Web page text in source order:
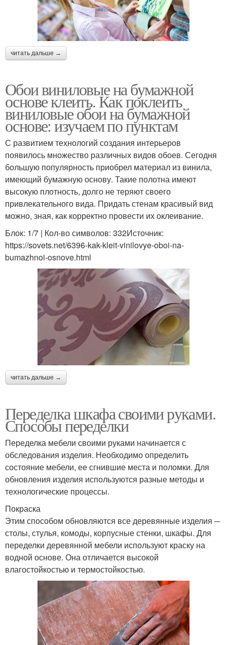
читать дальше →
Обои виниловые на бумажной
основе клеить. Как поклеить
виниловые обои на бумажной
основе: изучаем по пунктам
С развитием технологий создания интерьеров
появилось множество различных видов обоев. Сегодня
большую популярность приобрел материал из винила,
имеющий бумажную основу. Такие полотна имеют
высокую плотность, долго не теряют своего
привлекательного вида. Придать стенам красивый вид
можно, зная, как корректно провести их оклеивание.
Блок: 1/7 | Кол-во символов: 332Источник:
https://sovets.net/6396-kak-kleit-vinilovye-oboi-na-
bumazhnoi-osnove.html
читать дальше →
Переделка шкафа своими руками.
Способы переделки
Переделка мебели своими руками начинается с
обследования изделия. Необходимо определить
состояние мебели, ее сгнившие места и поломки. Для
обновления изделия используются разные методы и
технологические процессы.
Покраска
Этим способом обновляются все деревянные изделия ─
столы, стулья, комоды, корпусные стенки, шкафы. Для
переделки деревянной мебели используют краску на
водной основе. Она отличается высокой
влагостойкостью и термостойкостью.